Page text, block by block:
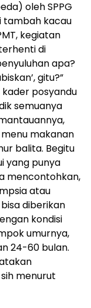
oleh SPPG
tambah kacau
kegiatan
di
apa?
gitu?”
posyandu
semuanya
makanan
balita. Begitu
yang punya
mencontohkan,
atau
diberikan
kondisi
umurnya,
24-60 bulan.
menurut